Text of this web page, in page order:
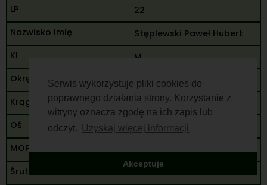
Serwis wykorzystuje pliki cookies do
poprawnego działania strony. Korzystanie z
witryny oznacza zgodę na ich zapis lub
odczyt.
Uzyskaj więcej informacji
Akceptuje
22
Stęplewski Paweł Hubert
M
Kielce
90
80
95
265